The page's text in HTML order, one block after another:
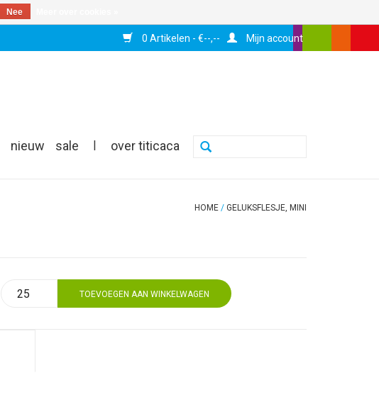
0 Artikelen - €--,-- Mijn account
nieuw sale | over titicaca
HOME / GELUKSFLESJE, MINI
TOEVOEGEN AAN WINKELWAGEN
Nee